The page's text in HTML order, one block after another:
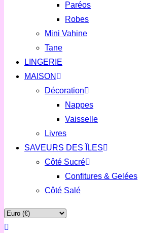
Paréos
Robes
Mini Vahine
Tane
LINGERIE
MAISON
Décoration
Nappes
Vaisselle
Livres
SAVEURS DES ÎLES
Côté Sucré
Confitures & Gelées
Côté Salé